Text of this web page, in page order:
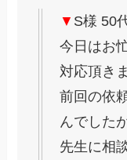
▼ S様 50
今日はお
対応頂き
前回の依
んでした
先生に相